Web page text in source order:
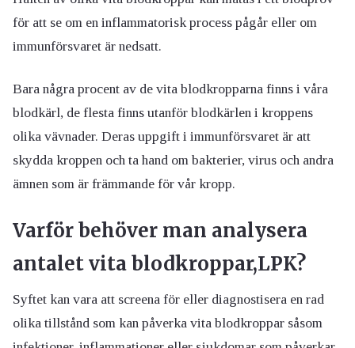
för att se om en inflammatorisk process pågår eller om
immunförsvaret är nedsatt.
Bara några procent av de vita blodkropparna finns i våra
blodkärl, de flesta finns utanför blodkärlen i kroppens
olika vävnader. Deras uppgift i immunförsvaret är att
skydda kroppen och ta hand om bakterier, virus och andra
ämnen som är främmande för vår kropp.
Varför behöver man analysera
antalet vita blodkroppar,LPK?
Syftet kan vara att screena för eller diagnostisera en rad
olika tillstånd som kan påverka vita blodkroppar såsom